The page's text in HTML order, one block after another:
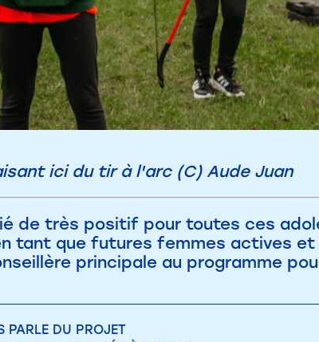
ici du tir à l'arc (C) Aude Juan
de très positif pour toutes ces
tant que futures femmes actives et
principale au programme
PARLE DU PROJET